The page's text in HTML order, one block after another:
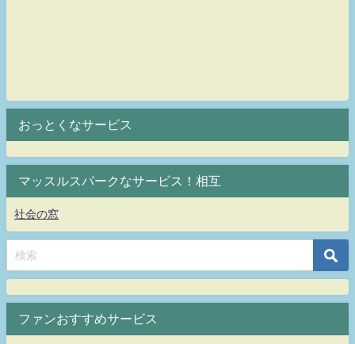
おっとくなサービス
マッスルスパークなサービス！相互
社会の窓
ファンおすすめサービス